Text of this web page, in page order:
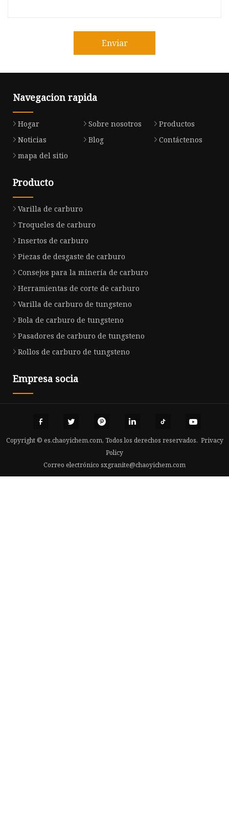
Enviar
Navegacion rapida
Hogar Sobre nosotros
Productos
Noticias
Blog
Contáctenos
mapa del sitio
Producto
Varilla de carburo
Troqueles de carburo
Insertos de carburo
Piezas de desgaste de carburo
Consejos para la minería de carburo
Herramientas de corte de carburo
Varilla de carburo de tungsteno
Bola de carburo de tungsteno
Pasadores de carburo de tungsteno
Rollos de carburo de tungsteno
Empresa socia
Copyright © es.chaoyichem.com, Todos los derechos reservados. Privacy
Policy
Correo electrónico sxgranite@chaoyichem.com